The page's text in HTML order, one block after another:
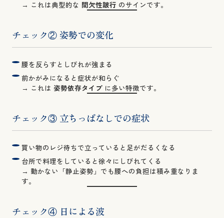
→ これは典型的な 間欠性跛行 のサインです。
チェック② 姿勢での変化
腰を反らすとしびれが強まる
前かがみになると症状が和らぐ
→ これは姿勢依存タイプ に多い特徴です。
チェック③ 立ちっぱなしでの症状
買い物のレジ待ちで立っていると足がだるくなる
台所で料理をしていると徐々にしびれてくる
→ 動かない「静止姿勢」でも腰への負担は積み重なりま
す。
チェック④ 日による波